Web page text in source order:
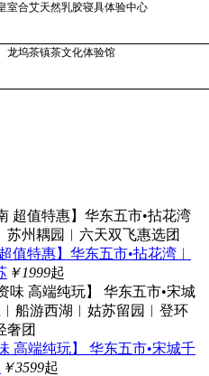
室合艾天然乳胶寝具体验中心
龙坞茶镇茶文化体验馆
值特惠】华东五市•拈花湾︱
￥1999起
高端纯玩】 华东五市•宋城千
￥3599起